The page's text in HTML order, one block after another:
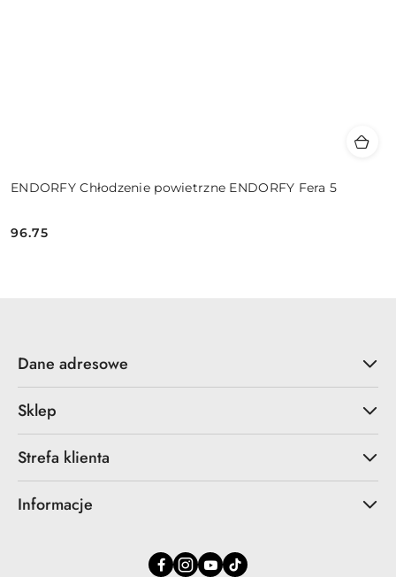
ENDORFY Chłodzenie powietrzne ENDORFY Fera 5
Cena:
96.75
Dane adresowe
Sklep
Strefa klienta
Informacje